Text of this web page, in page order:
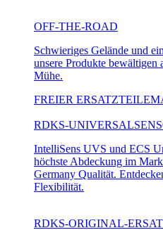
OFF-THE-ROAD
Schwieriges Gelände und
unsere Produkte bewältigen
Mühe.
FREIER
RDKS-
IntelliSens UVS und ECS
höchste Abdeckung im
Germany Qualität.
Flexibilität.
RDKS-ORIGINAL-